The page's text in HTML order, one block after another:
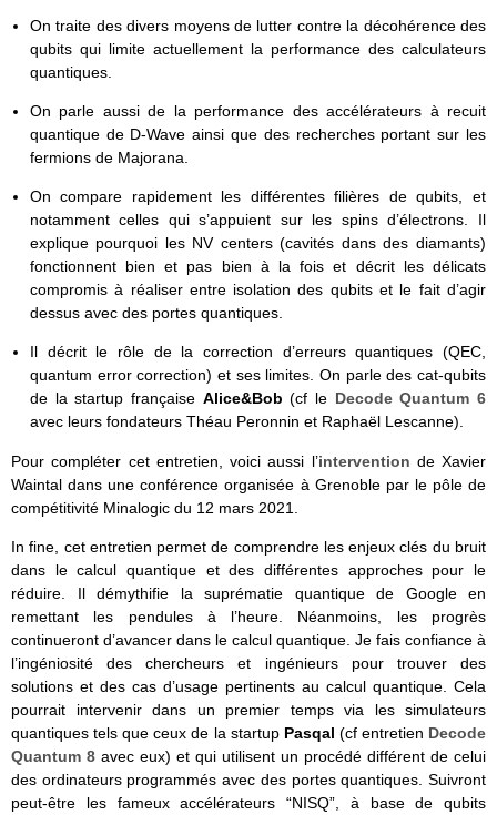
On traite des divers moyens de lutter contre la décohérence des
qubits qui limite actuellement la performance des calculateurs
quantiques.
On parle aussi de la performance des accélérateurs à recuit
quantique de D-Wave ainsi que des recherches portant sur les
fermions de Majorana.
On compare rapidement les différentes filières de qubits, et
notamment celles qui s’appuient sur les spins d’électrons. Il
explique pourquoi les NV centers (cavités dans des diamants)
fonctionnent bien et pas bien à la fois et décrit les délicats
compromis à réaliser entre isolation des qubits et le fait d’agir
dessus avec des portes quantiques.
Il décrit le rôle de la correction d’erreurs quantiques (QEC,
quantum error correction) et ses limites. On parle des cat-qubits
de la startup française Alice&Bob(cf le Decode Quantum 6
avec leurs fondateurs Théau Peronnin et Raphaël Lescanne).
Pour compléter cet entretien, voici aussi l’intervention de Xavier
Waintal dans une conférence organisée à Grenoble par le pôle de
compétitivité Minalogic du 12 mars 2021.
In fine, cet entretien permet de comprendre les enjeux clés du bruit
dans le calcul quantique et des différentes approches pour le
réduire. Il démythifie la suprématie quantique de Google en
remettant les pendules à l’heure. Néanmoins, les progrès
continueront d’avancer dans le calcul quantique. Je fais confiance à
l’ingéniosité des chercheurs et ingénieurs pour trouver des
solutions et des cas d’usage pertinents au calcul quantique. Cela
pourrait intervenir dans un premier temps via les simulateurs
quantiques tels que ceux de la startup Pasqal (cf entretien Decode
Quantum 8 avec eux) et qui utilisent un procédé différent de celui
des ordinateurs programmés avec des portes quantiques. Suivront
peut-être les fameux accélérateurs “NISQ”, à base de qubits